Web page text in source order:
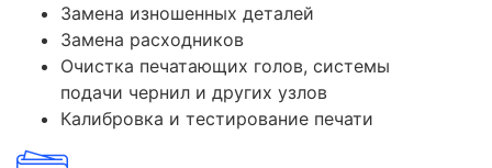
Замена изношенных деталей
Замена расходников
Очистка печатающих голов, системы
подачи чернил и других узлов
Калибровка и тестирование печати